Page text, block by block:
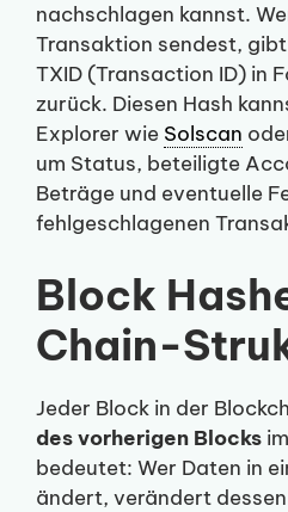
nachschlagen kannst.
Transaktion sendest,
TXID (Transaction ID) in
zurück. Diesen Hash
Explorer wie Solscan
um Status, beteiligte
Beträge und eventuelle
fehlgeschlagenen
Block
Chain-
Jeder Block in der
des vorherigen Blocks
bedeutet: Wer Daten in
ändert, verändert